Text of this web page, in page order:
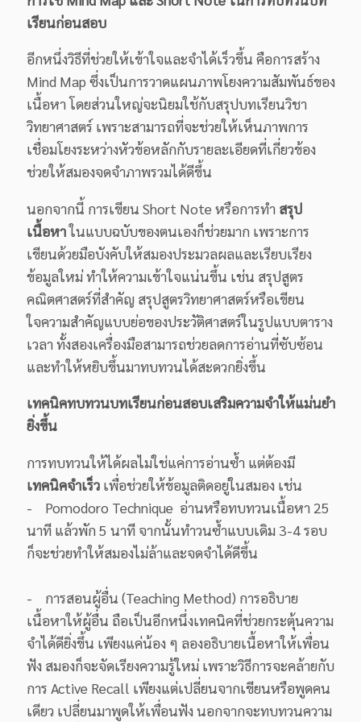
เรียนก่อนสอบ
อีกหนึ่งวิธีที่ช่วยให้เข้าใจและจำได้เร็วขึ้น คือการสร้าง
Mind Map ซึ่งเป็นการวาดแผนภาพโยงความสัมพันธ์ของ
เนื้อหา โดยส่วนใหญ่จะนิยมใช้กับสรุปบทเรียนวิชา
วิทยาศาสตร์ เพราะสามารถที่จะช่วยให้เห็นภาพการ
เชื่อมโยงระหว่างหัวข้อหลักกับรายละเอียดที่เกี่ยวข้อง
ช่วยให้สมองจดจำภาพรวมได้ดีขึ้น
นอกจากนี้ การเขียน Short Note หรือการทำ สรุป
เนื้อหาในแบบฉบับของตนเองก็ช่วยมาก เพราะการ
เขียนด้วยมือบังคับให้สมองประมวลผลและเรียบเรียง
ข้อมูลใหม่ ทำให้ความเข้าใจแน่นขึ้น เช่น สรุปสูตร
คณิตศาสตร์ที่สำคัญ สรุปสูตรวิทยาศาสตร์หรือเขียน
ใจความสำคัญแบบย่อของประวัติศาสตร์ในรูปแบบตาราง
เวลา ทั้งสองเครื่องมือสามารถช่วยลดการอ่านที่ซับซ้อน
และทำให้หยิบขึ้นมาทบทวนได้สะดวกยิ่งขึ้น
เทคนิคทบทวนบทเรียนก่อนสอบเสริมความจำให้แม่นยำ
ยิ่งขึ้น
การทบทวนให้ได้ผลไม่ใช่แค่การอ่านซ้ำ แต่ต้องมี
เทคนิคจำเร็วเพื่อช่วยให้ข้อมูลติดอยู่ในสมอง เช่น
- Pomodoro Technique อ่านหรือทบทวนเนื้อหา 25
นาที แล้วพัก 5 นาที จากนั้นทำวนซ้ำแบบเดิม 3-4 รอบ
ก็จะช่วยทำให้สมองไม่ล้าและจดจำได้ดีขึ้น
- การสอนผู้อื่น (Teaching Method) การอธิบาย
เนื้อหาให้ผู้อื่น ถือเป็นอีกหนึ่งเทคนิคที่ช่วยกระตุ้นความ
จำได้ดียิ่งขึ้น เพียงแค่น้อง ๆ ลองอธิบายเนื้อหาให้เพื่อน
ฟัง สมองก็จะจัดเรียงความรู้ใหม่ เพราะวิธีการจะคล้ายกับ
การ Active Recall เพียงแต่เปลี่ยนจากเขียนหรือพูดคน
เดียว เปลี่ยนมาพูดให้เพื่อนฟัง นอกจากจะทบทวนความ